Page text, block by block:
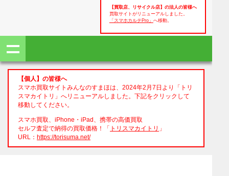
【買取店、リサイクル店】の法人の皆様へ
買取サイトがリニューアルしました。
「スマホカルテPro」 へ移動。
【個人】の皆様へ
スマホ買取サイトみんなのすまほは、2024年2月7日より「トリ
スマカイトリ」へリニューアルしました。下記をクリックして
移動してください。
スマホ買取、iPhone・iPad、携帯の高価買取
セルフ査定で納得の買取価格！「 トリスマカイトリ 」
URL： https://torisuma.net/